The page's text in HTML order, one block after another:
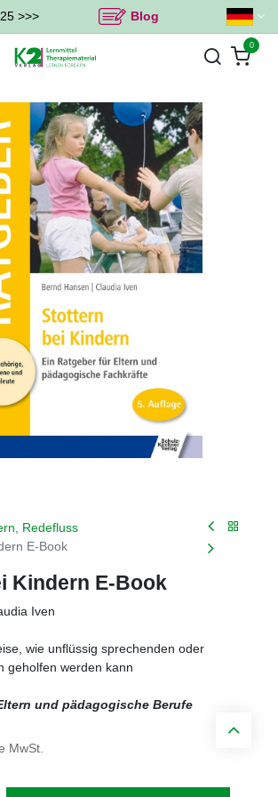
>>> Blog
0
Redefluss
E-Book
Kindern E-Book
Iven
wie unflüssig sprechenden oder
geholfen werden kann
und pädagogische Berufe
MwSt.